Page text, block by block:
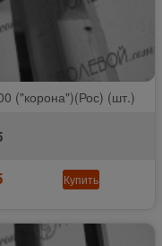
("корона")(Рос) (шт.)
Купить